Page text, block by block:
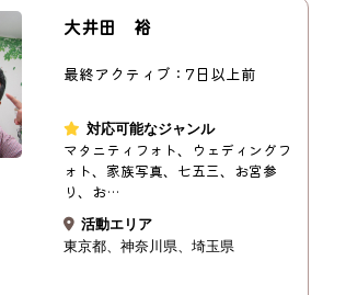
大井田 裕
最終アクティブ：7日以上前
対応可能なジャンル
マタニティフォト、ウェディングフ
ォト、家族写真、七五三、お宮参
り、お…
活動エリア
東京都
神奈川県 埼玉県